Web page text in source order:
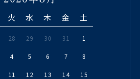
火 水 木 金 土
28 29 30 31 1
4 5 6 7 8
11 12 13 14 15